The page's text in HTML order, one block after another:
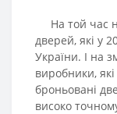
На той час
дверей, які у
України. І на
виробники,
броньовані
високо